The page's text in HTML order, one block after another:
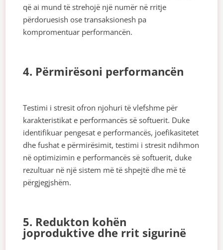
që ai mund të strehojë një numër në rritje
përdoruesish ose transaksionesh pa
kompromentuar performancën.
4. Përmirësoni performancën
Testimi i stresit ofron njohuri të vlefshme për
karakteristikat e performancës së softuerit. Duke
identifikuar pengesat e performancës, joefikasitetet
dhe fushat e përmirësimit, testimi i stresit ndihmon
në optimizimin e performancës së softuerit, duke
rezultuar në një sistem më të shpejtë dhe më të
përgjegjshëm.
5. Redukton kohën
joproduktive dhe rrit sigurinë